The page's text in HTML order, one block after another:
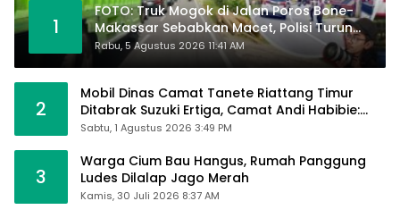
1
FOTO: Truk Mogok di Jalan Poros Bone-
Makassar Sebabkan Macet, Polisi Turun
Tangan
Rabu, 5 Agustus 2026 11:41 AM
2
Mobil Dinas Camat Tanete Riattang Timur
Ditabrak Suzuki Ertiga, Camat Andi Habibie:
Alhamdulillah Saya Baik-Baik Saja
Sabtu, 1 Agustus 2026 3:49 PM
3
Warga Cium Bau Hangus, Rumah Panggung
Ludes Dilalap Jago Merah
Kamis, 30 Juli 2026 8:37 AM